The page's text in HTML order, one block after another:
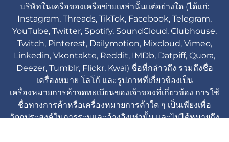
บริษัทในเครือของเครือข่ายเหล่านั้นแต่อย่างใด (ได้แก่:
Instagram, Threads, TikTok, Facebook, Telegram,
YouTube, Twitter, Spotify, SoundCloud, Clubhouse,
Twitch, Pinterest, Dailymotion, Mixcloud, Vimeo,
Linkedin, Vkontakte, Reddit, IMDb, Datpiff, Quora,
Deezer, Tumblr, Flickr, Kwai) ชื่อที่กล่าวถึง รวมถึงชื่อ
เครื่องหมาย โลโก้ และรูปภาพที่เกี่ยวข้องเป็น
เครื่องหมายการค้าจดทะเบียนของเจ้าของที่เกี่ยวข้อง การใช้
ชื่อทางการค้าหรือเครื่องหมายการค้าใด ๆ เป็นเพียงเพื่อ
วัตถุประสงค์ในการระบุและอ้างอิงเท่านั้น และไม่ได้หมายถึง